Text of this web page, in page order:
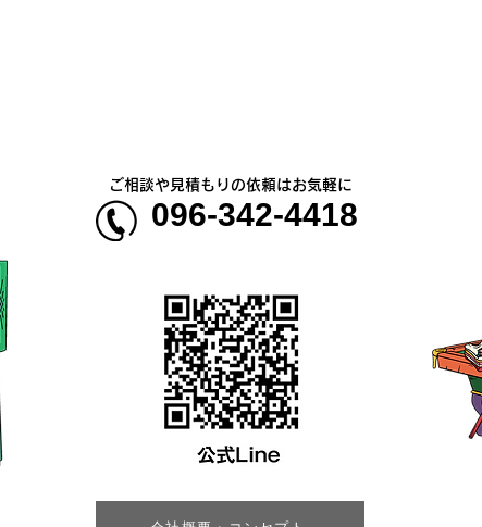
ご相談や見積もりの依頼はお気軽に
096-342-4418